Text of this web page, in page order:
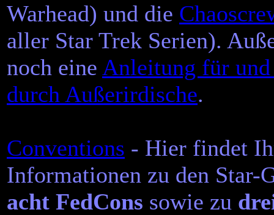
Warhead) und die
aller Star Trek Serien).
noch eine Anleitung für und
durch Außerirdische.
Conventions - Hier findet
Informationen zu den Star-
acht FedCons sowie zu